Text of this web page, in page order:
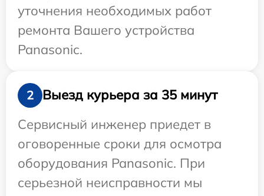
уточнения необходимых работ
ремонта Вашего устройства
Panasonic.
2
Выезд курьера за 35 минут
Сервисный инженер приедет в
оговоренные сроки для осмотра
оборудования Panasonic. При
серьезной неисправности мы